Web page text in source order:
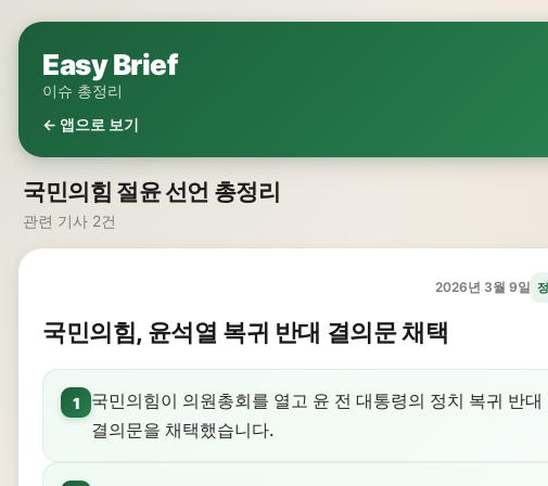
Easy Brief
이슈 총정리
← 앱으로 보기
국민의힘 절윤 선언 총정리
관련 기사 2건
2026년 3월 9일
국민의힘, 윤석열 복귀 반대 결의문 채택
1
국민의힘이 의원총회를 열고 윤 전 대통령의 정치 복귀 반대
결의문을 채택했습니다.